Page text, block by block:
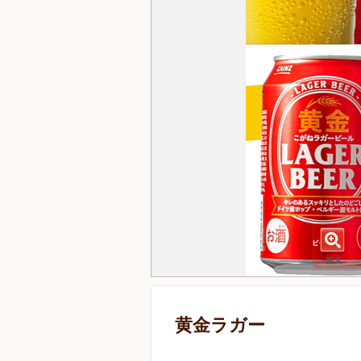
黄金ラガー